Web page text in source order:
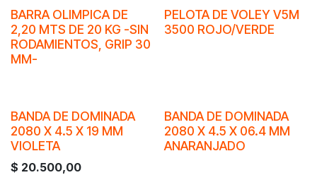
BARRA OLIMPICA DE
2,20 MTS DE 20 KG -SIN
RODAMIENTOS, GRIP 30
MM-
PELOTA DE VOLEY V5M
3500 ROJO/VERDE
BANDA DE DOMINADA
2080 X 4.5 X 19 MM
VIOLETA
$ 20.500,00
BANDA DE DOMINADA
2080 X 4.5 X 06.4 MM
ANARANJADO